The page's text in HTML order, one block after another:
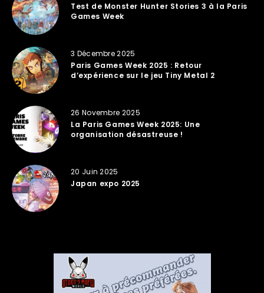
Test de Monster Hunter Stories 3 à la Paris
Games Week
3 Décembre 2025
Paris Games Week 2025 : Retour
d’expérience sur le jeu Tiny Metal 2
26 Novembre 2025
La Paris Games Week 2025: Une
organisation désastreuse !
20 Juin 2025
Japan expo 2025